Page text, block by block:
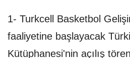
1- Turkcell Basketbol
faaliyetine başlayacak
Kütüphanesi'nin açılış